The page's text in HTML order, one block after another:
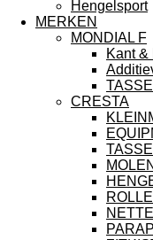
Hengelsport
MERKEN
MONDIAL F
Kant
CRESTA